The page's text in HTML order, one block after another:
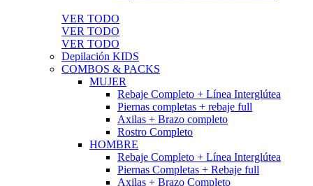
VER TODO
VER TODO
VER TODO
Depilación KIDS
COMBOS & PACKS
MUJER
Rebaje Completo + Línea Interglútea
Piernas completas + rebaje full
Axilas + Brazo completo
Rostro Completo
HOMBRE
Rebaje Completo + Línea Interglútea
Piernas Completas + Rebaje full
Axilas + Brazo Completo